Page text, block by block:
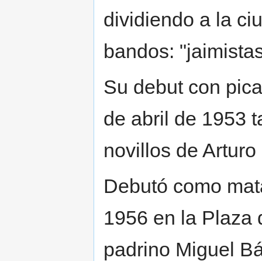
dividiendo a la
bandos:
Su debut con
de abril de 1953
novillos de
Debutó como
1956 en la Plaza
padrino Miguel